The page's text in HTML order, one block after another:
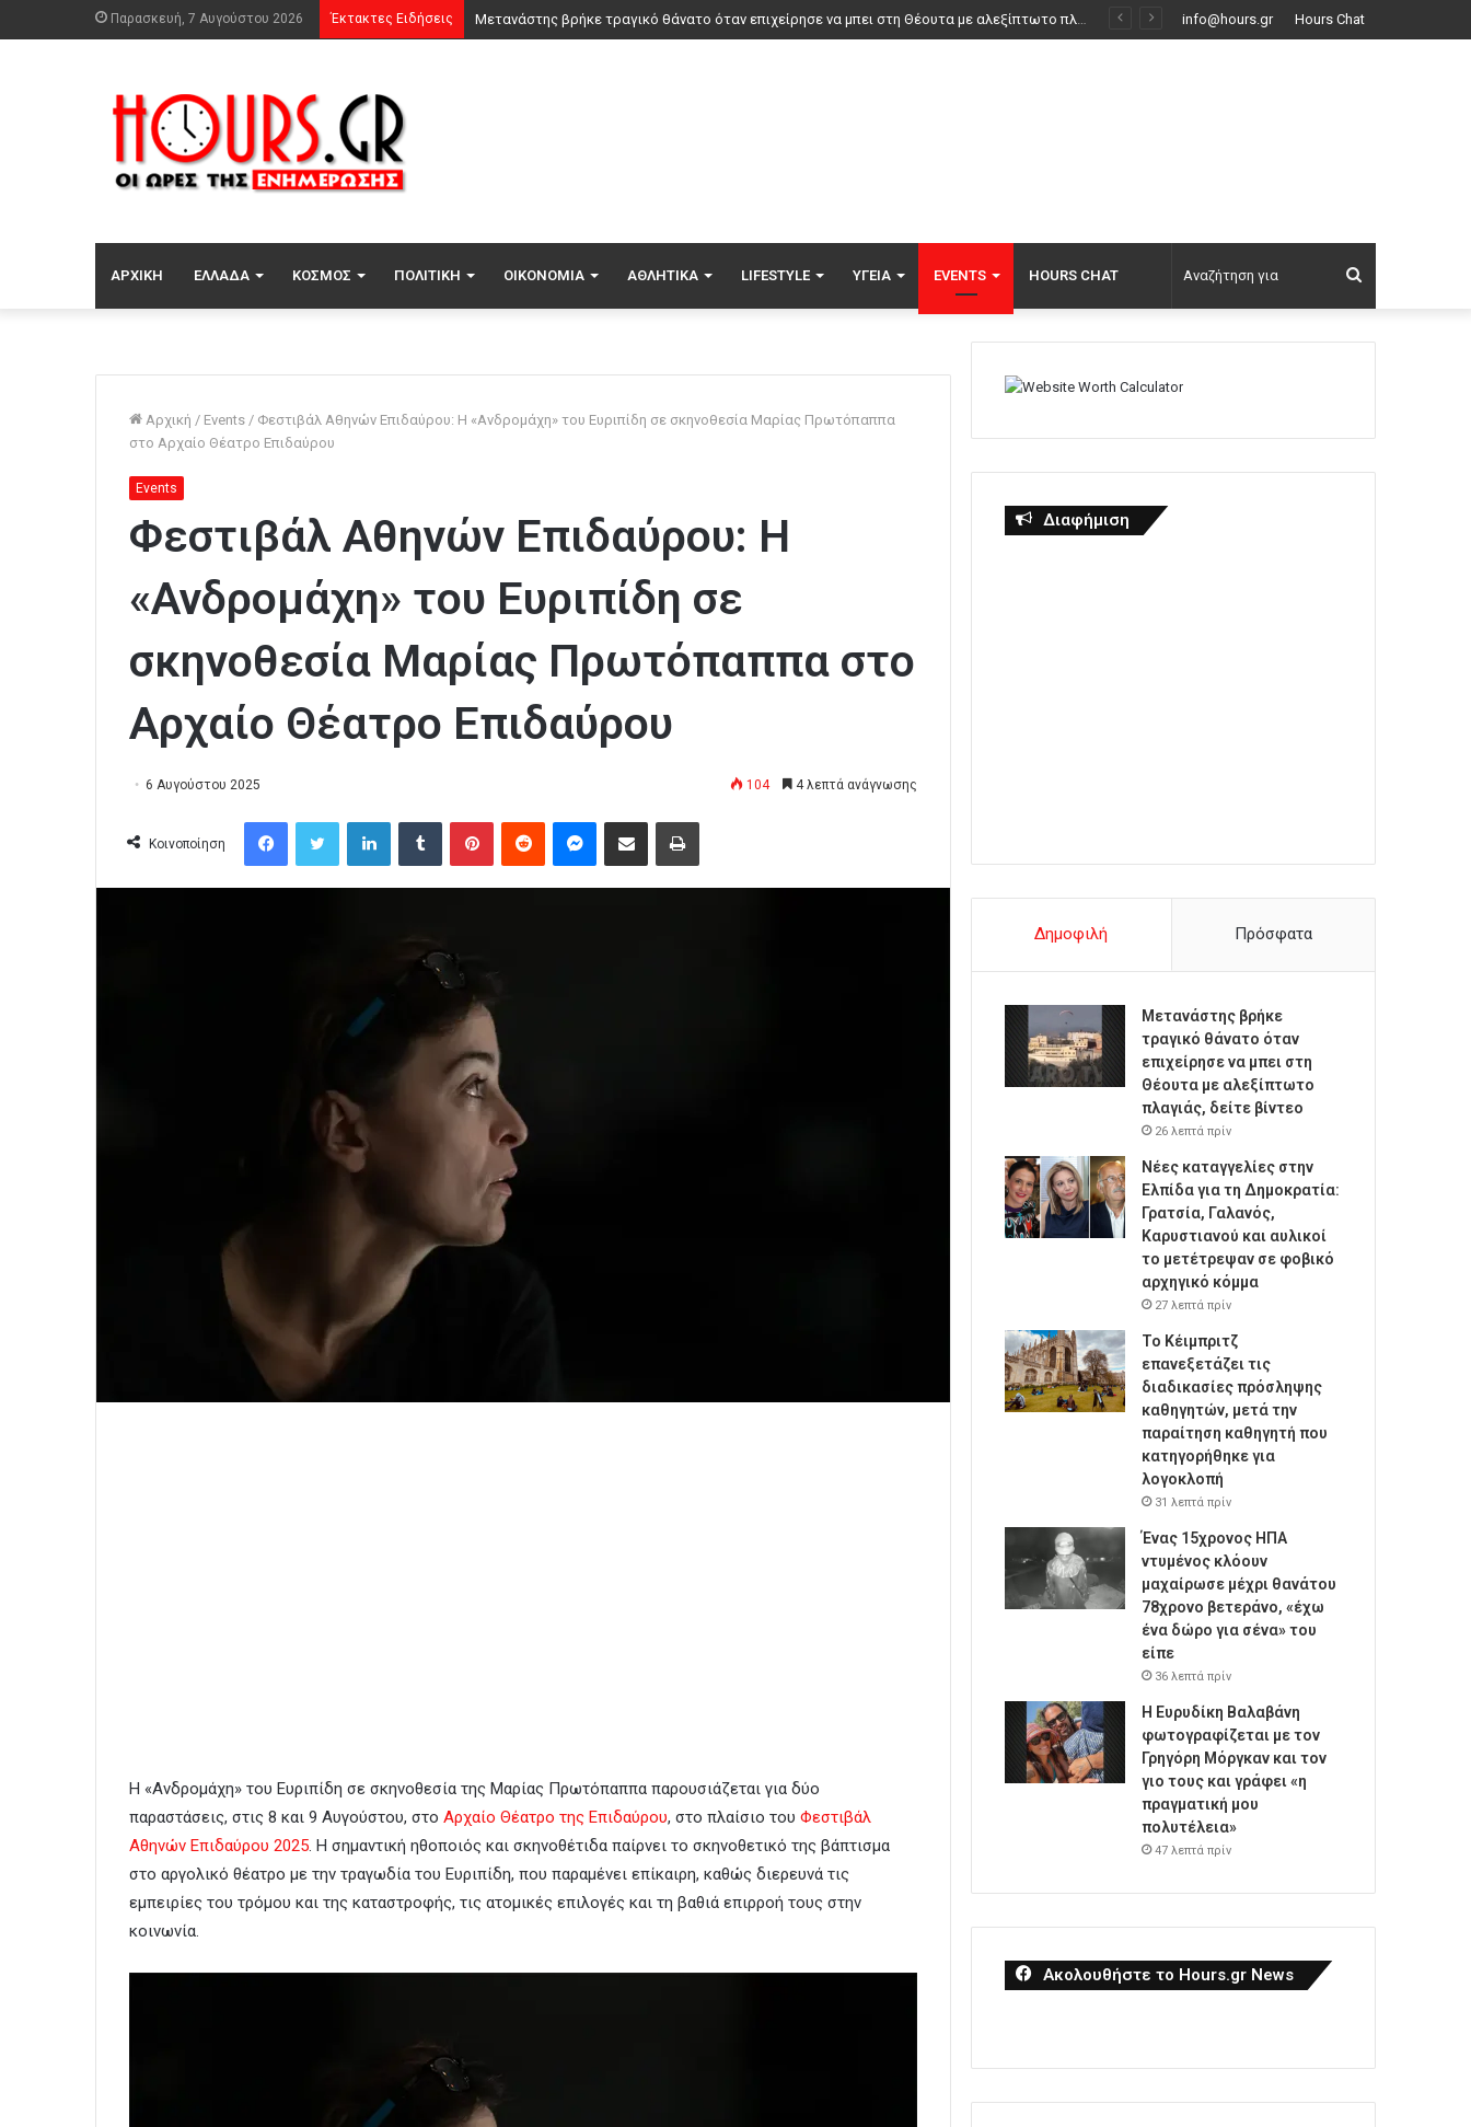
Παρασκευή, 7 Αυγούστου 2026 Έκτακτες Ειδήσεις Νέες καταγγελίες στην Ελπίδα για τη Δημοκρατία: Γρατσία, Γαλανός, Καρυστιανού και αυλικοί το μετέτρεψαν σε φοβικό αρχηγικό κόμμα info@hours.gr Hours Chat
ΑΡΧΙΚΉ ΕΛΛΆΔΑ ΚΌΣΜΟΣ ΠΟΛΙΤΙΚΉ ΟΙΚΟΝΟΜΊΑ ΑΘΛΗΤΙΚΆ LIFESTYLE ΥΓΕΊΑ EVENTS HOURS CHAT
για
Αρχική / Events / Φεστιβάλ Αθηνών Επιδαύρου: Η «Ανδρομάχη» του Ευριπίδη σε σκηνοθεσία Μαρίας Πρωτόπαππα
στο Αρχαίο Θέατρο Επιδαύρου
Events
Φεστιβάλ Αθηνών Επιδαύρου: Η
«Ανδρομάχη» του Ευριπίδη σε
σκηνοθεσία Μαρίας Πρωτόπαππα στο
Αρχαίο Θέατρο Επιδαύρου
6 Αυγούστου 2025 104 4 λεπτά ανάγνωσης
Κοινοποίηση
Η «Ανδρομάχη» του Ευριπίδη σε σκηνοθεσία της Μαρίας Πρωτόπαππα παρουσιάζεται για δύο
παραστάσεις, στις 8 και 9 Αυγούστου, στο Αρχαίο Θέατρο της Επιδαύρου, στο πλαίσιο του Φεστιβάλ
Αθηνών Επιδαύρου 2025. Η σημαντική ηθοποιός και σκηνοθέτιδα παίρνει το σκηνοθετικό της βάπτισμα
στο αργολικό θέατρο με την τραγωδία του Ευριπίδη, που παραμένει επίκαιρη, καθώς διερευνά τις
εμπειρίες του τρόμου και της καταστροφής, τις ατομικές επιλογές και τη βαθιά επιρροή τους στην
κοινωνία.
Διαφήμιση
Δημοφιλή Πρόσφατα
Μετανάστης βρήκε
τραγικό θάνατο όταν
επιχείρησε να μπει στη
Θέουτα με αλεξίπτωτο
πλαγιάς, δείτε βίντεο
26 λεπτά πρίν
Νέες καταγγελίες στην
Ελπίδα για τη Δημοκρατία:
Γρατσία, Γαλανός,
Καρυστιανού και αυλικοί
το μετέτρεψαν σε φοβικό
αρχηγικό κόμμα
27 λεπτά πρίν
Το Κέιμπριτζ
επανεξετάζει τις
διαδικασίες πρόσληψης
καθηγητών, μετά την
παραίτηση καθηγητή που
κατηγορήθηκε για
λογοκλοπή
31 λεπτά πρίν
Ένας 15χρονος ΗΠΑ
ντυμένος κλόουν
μαχαίρωσε μέχρι θανάτου
78χρονο βετεράνο, «έχω
ένα δώρο για σένα» του
είπε
36 λεπτά πρίν
Η Ευρυδίκη Βαλαβάνη
φωτογραφίζεται με τον
Γρηγόρη Μόργκαν και τον
γιο τους και γράφει «η
πραγματική μου
πολυτέλεια»
47 λεπτά πρίν
Ακολουθήστε το Hours.gr News